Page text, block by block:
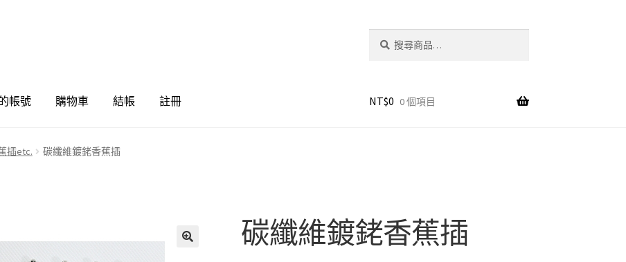
字:
帳號 購物車 結帳 註冊 NT$0 0 個項目
插etc. 碳纖維鍍銠香蕉插
碳纖維鍍銠香蕉插